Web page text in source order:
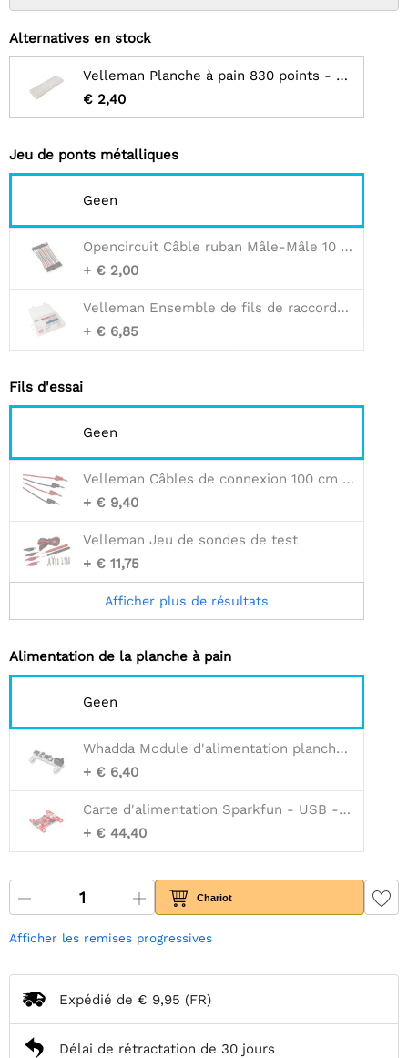
Alternatives en stock
Velleman Planche à pain 830 points - blanc
€ 2,40
Jeu de ponts métalliques
Geen
Opencircuit Câble ruban Mâle-Mâle 10 cm 40 pièces
+ € 2,00
Velleman Ensemble de fils de raccordement assortis (350 pièces)
+ € 6,85
Fils d'essai
Geen
Velleman Câbles de connexion 100 cm (3,3 pieds) - 4 mm (3/16") - 2 pièces - 30 v / 6 a
+ € 9,40
Velleman Jeu de sondes de test
+ € 11,75
Afficher plus de résultats
Alimentation de la planche à pain
Geen
Whadda Module d'alimentation planche à pain 3.3V / 5V
+ € 6,40
Carte d'alimentation Sparkfun - USB -C (Qwiic)
+ € 44,40
Chariot
Afficher les remises progressives
Expédié de € 9,95 (FR)
Délai de rétractation de 30 jours